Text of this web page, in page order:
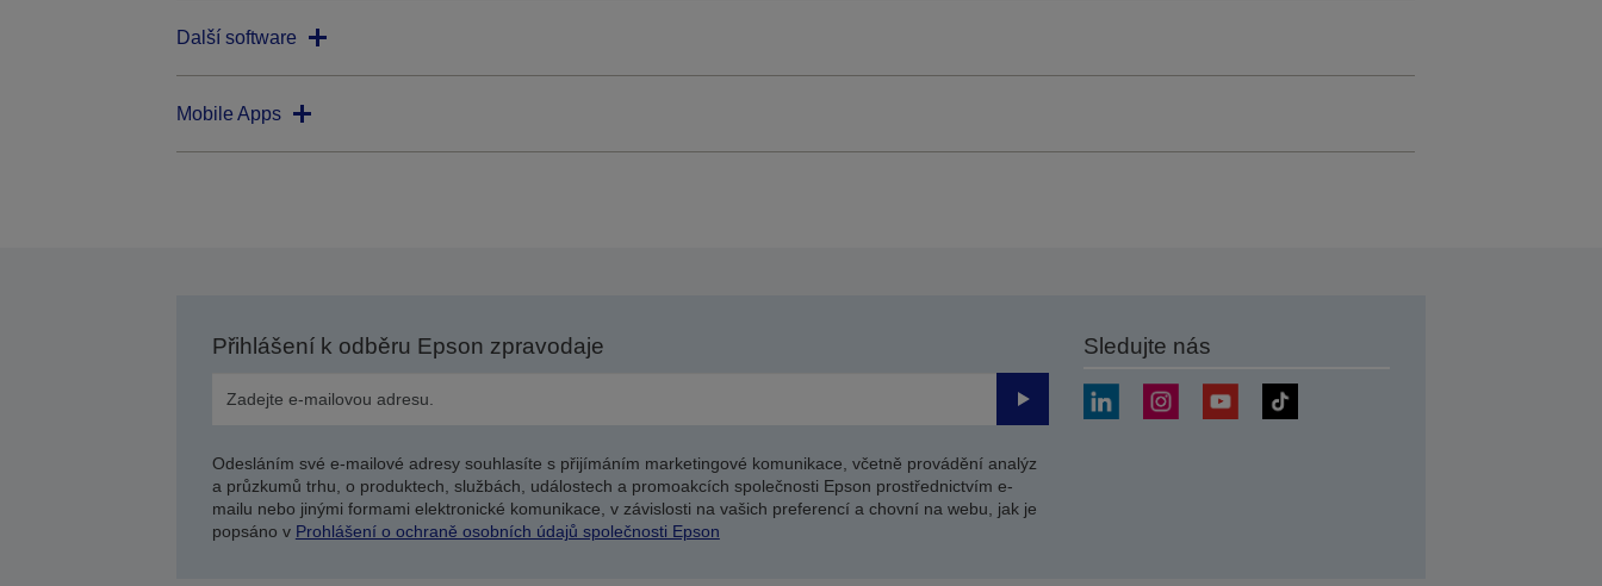
Další software
Mobile Apps
Přihlášení k odběru Epson zpravodaje
Odeslat
Odesláním své e-mailové adresy souhlasíte s přijímáním marketingové komunikace, včetně provádění analýz
a průzkumů trhu, o produktech, službách, událostech a promoakcích společnosti Epson prostřednictvím e-
mailu nebo jinými formami elektronické komunikace, v závislosti na vašich preferencí a chovní na webu, jak je
popsáno v Prohlášení o ochraně osobních údajů společnosti Epson
Sledujte nás